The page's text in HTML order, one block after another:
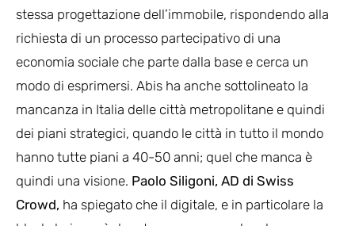
stessa progettazione dell’immobile, rispondendo alla
richiesta di un processo partecipativo di una
economia sociale che parte dalla base e cerca un
modo di esprimersi. Abis ha anche sottolineato la
mancanza in Italia delle città metropolitane e quindi
dei piani strategici, quando le città in tutto il mondo
hanno tutte piani a 40-50 anni; quel che manca è
quindi una visione. Paolo Siligoni, AD di Swiss
Crowd, ha spiegato che il digitale, e in particolare la